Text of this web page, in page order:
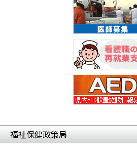
福祉保健政策局